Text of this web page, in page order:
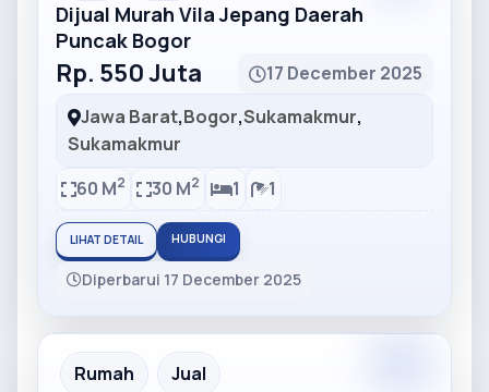
Dijual Murah Vila Jepang Daerah
Puncak Bogor
Rp. 550 Juta
17 December 2025
Jawa Barat,Bogor,Sukamakmur,
Sukamakmur
60 M2 30 M2 1 1
LIHAT DETAIL HUBUNGI
Diperbarui 17 December 2025
Partner Ad
Rumah Jual